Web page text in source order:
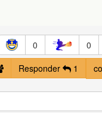
0 0
Responder
1